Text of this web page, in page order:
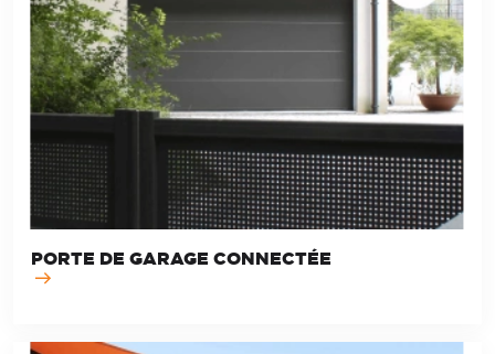
PORTE DE GARAGE CONNECTÉE